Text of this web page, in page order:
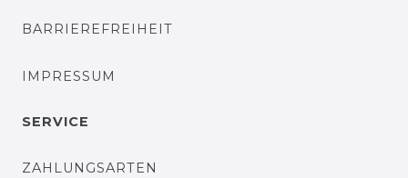
BARRIEREFREIHEIT
IMPRESSUM
SERVICE
ZAHLUNGSARTEN